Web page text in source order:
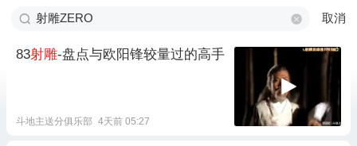
取消
83射雕-盘点与欧阳锋较量过的高手
斗地主送分俱乐部 4天前 05:27